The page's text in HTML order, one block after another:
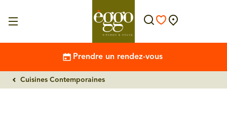
Prendre un rendez-vous
Cuisines Contemporaines